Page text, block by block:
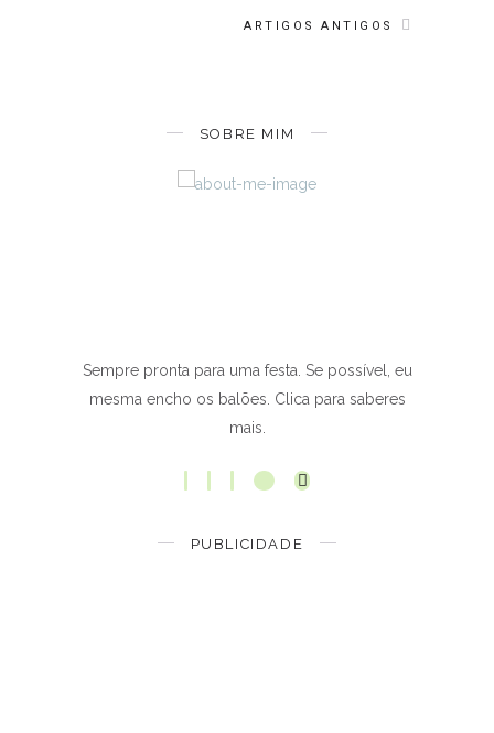
ARTIGOS ANTIGOS
SOBRE MIM
Sempre pronta para uma festa. Se possível, eu
mesma encho os balões. Clica para saberes
mais.
PUBLICIDADE